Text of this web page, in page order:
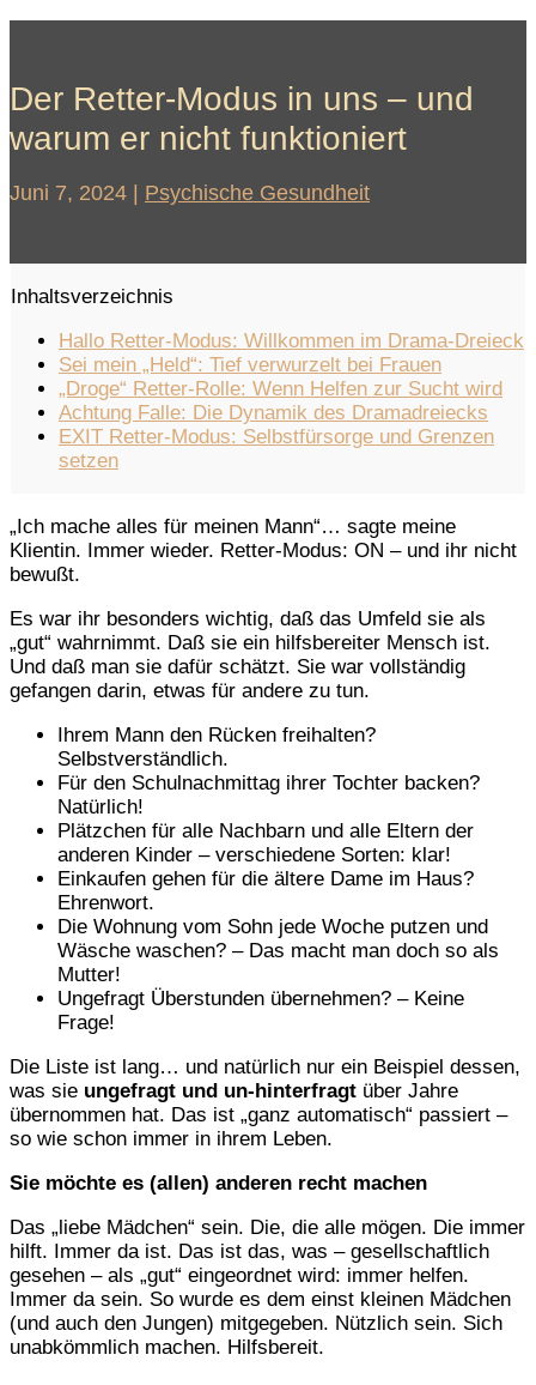
Der Retter-Modus in uns – und
warum er nicht funktioniert
Juni 7, 2024 | Psychische Gesundheit
Inhaltsverzeichnis
Hallo Retter-Modus: Willkommen im Drama-Dreieck
Sei mein „Held“: Tief verwurzelt bei Frauen
„Droge“ Retter-Rolle: Wenn Helfen zur Sucht wird
Achtung Falle: Die Dynamik des Dramadreiecks
EXIT Retter-Modus: Selbstfürsorge und Grenzen
setzen
„Ich mache alles für meinen Mann“… sagte meine
Klientin. Immer wieder. Retter-Modus: ON – und ihr nicht
bewußt.
Es war ihr besonders wichtig, daß das Umfeld sie als
„gut“ wahrnimmt. Daß sie ein hilfsbereiter Mensch ist.
Und daß man sie dafür schätzt. Sie war vollständig
gefangen darin, etwas für andere zu tun.
Ihrem Mann den Rücken freihalten?
Selbstverständlich.
Für den Schulnachmittag ihrer Tochter backen?
Natürlich!
Plätzchen für alle Nachbarn und alle Eltern der
anderen Kinder – verschiedene Sorten: klar!
Einkaufen gehen für die ältere Dame im Haus?
Ehrenwort.
Die Wohnung vom Sohn jede Woche putzen und
Wäsche waschen? – Das macht man doch so als
Mutter!
Ungefragt Überstunden übernehmen? – Keine
Frage!
Die Liste ist lang… und natürlich nur ein Beispiel dessen,
was sie ungefragt und un-hinterfragt über Jahre
übernommen hat. Das ist „ganz automatisch“ passiert –
so wie schon immer in ihrem Leben.
Sie möchte es (allen) anderen recht machen
Das „liebe Mädchen“ sein. Die, die alle mögen. Die immer
hilft. Immer da ist. Das ist das, was – gesellschaftlich
gesehen – als „gut“ eingeordnet wird: immer helfen.
Immer da sein. So wurde es dem einst kleinen Mädchen
(und auch den Jungen) mitgegeben. Nützlich sein. Sich
unabkömmlich machen. Hilfsbereit.